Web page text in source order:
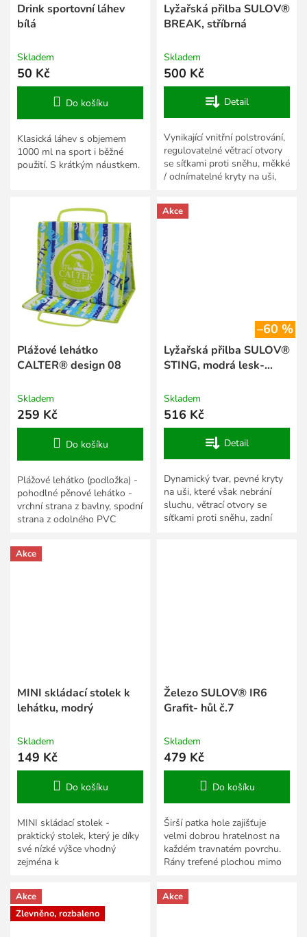
Drink sportovní láhev
bílá
Skladem
50 Kč
Do košíku
Klasická láhev s objemem
1000 ml na sport i běžné
použití. S krátkým náustkem.
Lyžařská přilba SULOV®
BREAK, stříbrná
Skladem
500 Kč
Detail
Vynikající vnitřní polstrování,
regulovatelné větrací otvory
se síťkami proti sněhu, měkké
/ odnímatelné kryty na uši,
v...
Plážové lehátko
CALTER® design 08
Skladem
259 Kč
Do košíku
Plážové lehátko (podložka) -
pohodlné pěnové lehátko -
vrchní strana z bavlny, spodní
strana z odolného PVC
x 1. 5 cm -...
Akce
–60 %
Lyžařská přilba SULOV®
STING, modrá lesk-
Skladem
516 Kč
Detail
Dynamický tvar, pevné kryty
na uši, které však nebrání
sluchu, větrací otvory se
síťkami proti sněhu, zadní
Akce
MINI skládací stolek k
lehátku, modrý
Skladem
149 Kč
Do košíku
MINI skládací stolek -
praktický stolek, který je díky
své nízké výšce vhodný
zejména k
lehátkům - maximální
nosnost: 15 kg - celkové...
Železo SULOV® IR6
Grafit- hůl č.7
Skladem
479 Kč
Do košíku
Širší patka hole zajišťuje
velmi dobrou hratelnost na
každém travnatém povrchu.
Rány trefené plochou mimo
na razanci a...
Akce
Zlevněno, rozbaleno
Akce